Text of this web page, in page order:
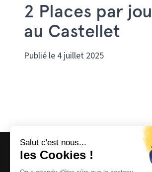
2 Places par
au Castellet
Publié le 4 juillet 2025